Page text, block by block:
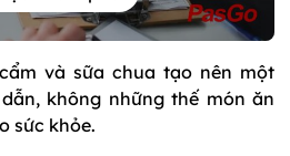
và sữa chua tạo nên một
không những thế món ăn
sức khỏe.